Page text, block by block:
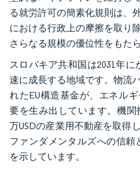
る就労許可の簡素化規則は、
における行政上の摩擦を取り
さらなる規模の優位性をもた
スロバキア共和国は2031年に
速に成長する地域です。物流
れたEU構造基金が、エネル
要を生み出しています。機関
万USDの産業用不動産を取得
ファンダメンタルズへの信頼
を示しています。